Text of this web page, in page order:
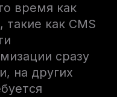
время как
как CMS
сразу
на других